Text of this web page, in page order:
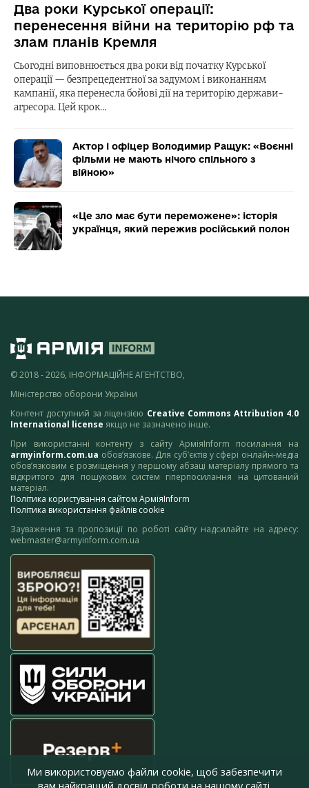
Два роки Курської операції:
перенесення війни на територію рф та
злам планів Кремля
Сьогодні виповнюється два роки від початку Курської
операції — безпрецедентної за задумом і виконанням
кампанії, яка перенесла бойові дії на територію держави-
агресора. Цей крок…
Актор і офіцер Володимир Ращук: «Воєнні
фільми не мають нічого спільного з
війною»
«Це зло має бути переможене»: історія
українця, який пережив російський полон
© 2018 - 2026, ІНФОРМАЦІЙНЕ АГЕНТСТВО,
Міністерство оборони України
Контент доступний за ліцензією Creative Commons Attribution 4.0
International license якщо не зазначено інше.
При використанні контенту з сайту АрміяInform посилання на
armyinform.com.ua обов’язкове. Для суб’єктів у сфері онлайн-медіа
обов’язковим є розміщення у першому абзаці матеріалу прямого та
відкритого для пошукових систем гіперпосилання на цитований
матеріал.
Політика користування сайтом АрміяInform
Політика використання файлів cookie
Зауваження та пропозиції по роботі сайту надсилайте на адресу:
webmaster@armyinform.com.ua
Ми використовуємо файли cookie, щоб забезпечити